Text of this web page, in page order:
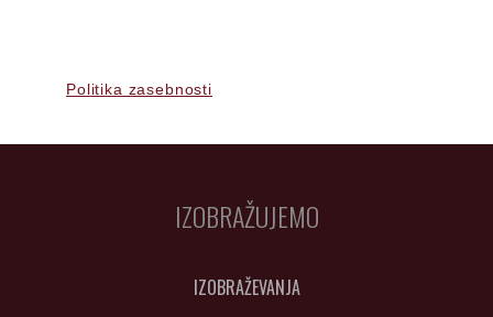
Politika zasebnosti
IZOBRAŽUJEMO
IZOBRAŽEVANJA